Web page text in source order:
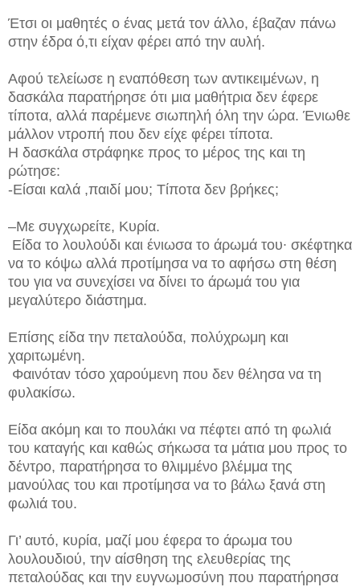
Έτσι οι μαθητές ο ένας μετά τον άλλο, έβαζαν πάνω
στην έδρα ό,τι είχαν φέρει από την αυλή.
Αφού τελείωσε η εναπόθεση των αντικειμένων, η
δασκάλα παρατήρησε ότι μια μαθήτρια δεν έφερε
τίποτα, αλλά παρέμενε σιωπηλή όλη την ώρα. Ένιωθε
μάλλον ντροπή που δεν είχε φέρει τίποτα.
Η δασκάλα στράφηκε προς το μέρος της και τη
ρώτησε:
-Είσαι καλά ,παιδί μου; Τίποτα δεν βρήκες;
–Με συγχωρείτε, Κυρία.
Είδα το λουλούδι και ένιωσα το άρωμά του∙ σκέφτηκα
να το κόψω αλλά προτίμησα να το αφήσω στη θέση
του για να συνεχίσει να δίνει το άρωμά του για
μεγαλύτερο διάστημα.
Επίσης είδα την πεταλούδα, πολύχρωμη και
χαριτωμένη.
Φαινόταν τόσο χαρούμενη που δεν θέλησα να τη
φυλακίσω.
Είδα ακόμη και το πουλάκι να πέφτει από τη φωλιά
του καταγής και καθώς σήκωσα τα μάτια μου προς το
δέντρο, παρατήρησα το θλιμμένο βλέμμα της
μανούλας του και προτίμησα να το βάλω ξανά στη
φωλιά του.
Γι’ αυτό, κυρία, μαζί μου έφερα το άρωμα του
λουλουδιού, την αίσθηση της ελευθερίας της
πεταλούδας και την ευγνωμοσύνη που παρατήρησα